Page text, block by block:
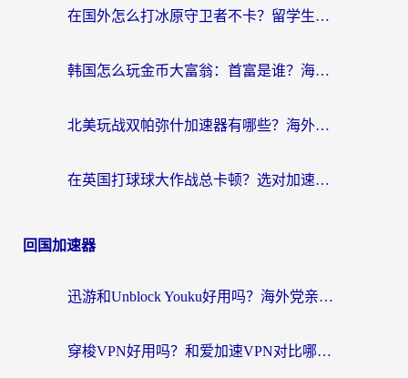
在国外怎么打冰原守卫者不卡？留学生亲测的国服游戏加速指南
韩国怎么玩金币大富翁：首富是谁？海外党国服游戏加速全攻略
北美玩战双帕弥什加速器有哪些？海外党亲测好用的国服加速指南
在英国打球球大作战总卡顿？选对加速器让你告别延迟（附实测攻略）
回国加速器
迅游和Unblock Youku好用吗？海外党亲测：3个维度教你选对回国加速器
穿梭VPN好用吗？和爱加速VPN对比哪个回国效果更好？海外党必看的实用指南